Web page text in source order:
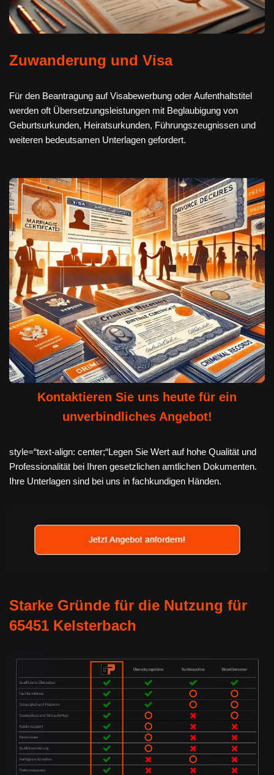
Zuwanderung und Visa
Für den Beantragung auf Visabewerbung oder Aufenthaltstitel
werden oft Übersetzungsleistungen mit Beglaubigung von
Geburtsurkunden, Heiratsurkunden, Führungszeugnissen und
weiteren bedeutsamen Unterlagen gefordert.
Kontaktieren Sie uns heute für ein
unverbindliches Angebot!
style=“text-align: center;“Legen Sie Wert auf hohe Qualität und
Professionalität bei Ihren gesetzlichen amtlichen Dokumenten.
Ihre Unterlagen sind bei uns in fachkundigen Händen.
Starke Gründe für die Nutzung für
65451 Kelsterbach